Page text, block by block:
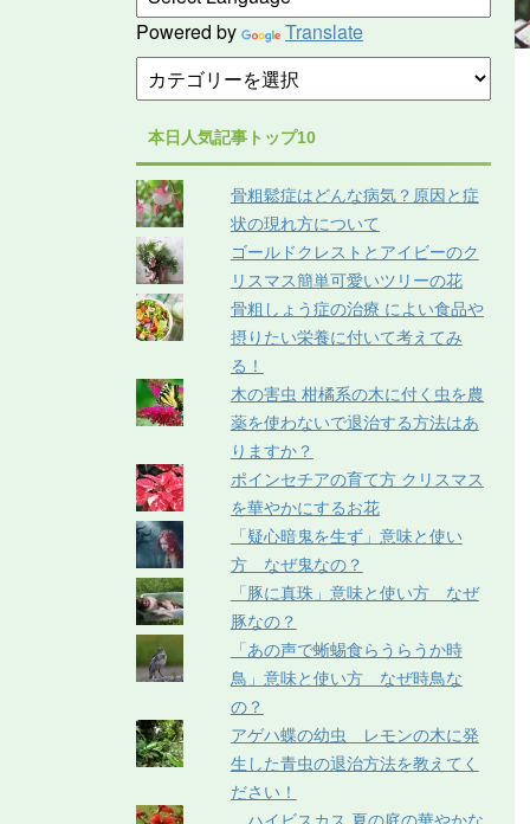
Powered by Translate
本日人気記事トップ10
骨粗鬆症はどんな病気？原因と症
状の現れ方について
ゴールドクレストとアイビーのク
リスマス簡単可愛いツリーの花
骨粗しょう症の治療 によい食品や
摂りたい栄養に付いて考えてみ
る！
木の害虫 柑橘系の木に付く虫を農
薬を使わないで退治する方法はあ
りますか？
ポインセチアの育て方 クリスマス
を華やかにするお花
「疑心暗鬼を生ず」意味と使い
方 なぜ鬼なの？
「豚に真珠」意味と使い方 なぜ
豚なの？
「あの声で蜥蜴食らうらうか時
鳥」意味と使い方 なぜ時鳥な
の？
アゲハ蝶の幼虫 レモンの木に発
生した青虫の退治方法を教えてく
ださい！